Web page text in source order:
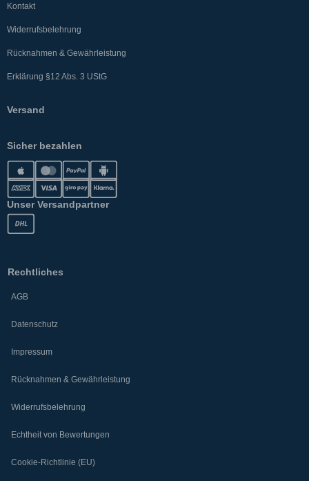
Kontakt
Widerrufsbelehrung
Rücknahmen & Gewährleistung
Erklärung §12 Abs. 3 UStG
Versand
Sicher bezahlen
Unser Versandpartner
Rechtliches
AGB
Datenschutz
Impressum
Rücknahmen & Gewährleistung
Widerrufsbelehrung
Echtheit von Bewertungen
Cookie-Richtlinie (EU)